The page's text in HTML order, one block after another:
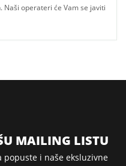
Naši operateri će Vam se javiti
MAILING LISTU
popuste i naše eksluzivne